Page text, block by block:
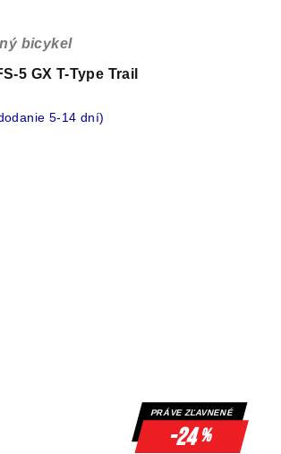
5 GX T-Type Trail
bicykel
5-14 dní)
PRÁVE ZĽAVNENÉ
-24%